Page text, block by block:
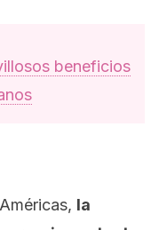
beneficios
la